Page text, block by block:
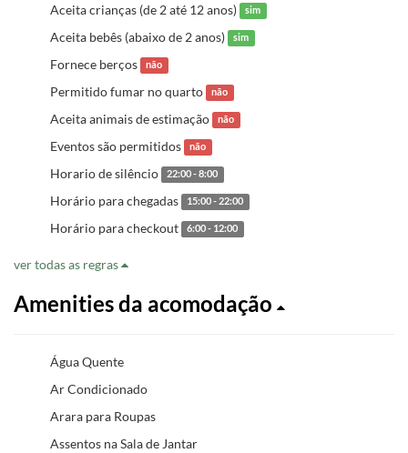
Aceita crianças (de 2 até 12 anos) sim
Aceita bebês (abaixo de 2 anos) sim
Fornece berços não
Permitido fumar no quarto não
Aceita animais de estimação não
Eventos são permitidos não
Horario de silêncio 22:00 - 8:00
Horário para chegadas 15:00 - 22:00
Horário para checkout 6:00 - 12:00
ver todas as regras
Amenities da acomodação
Água Quente
Ar Condicionado
Arara para Roupas
Assentos na Sala de Jantar